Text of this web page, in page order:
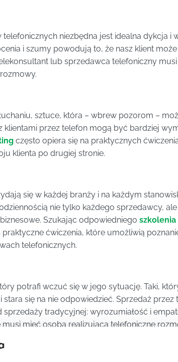
niezbędna jest idealna dykcja i
i szumy powodują to, że nasz klient
lub sprzedawca telefoniczny
sztuce, która – wbrew pozorom –
klientami przez telefon mogą być bardziej
często opiera się na praktycznych
klienta po drugiej stronie.
się w każdej branży i na każdym
nie tylko każdego sprzedawcy,
Szukając odpowiedniego
ćwiczenia, które umożliwią
telefonicznych.
potrafi wczuć się w jego sytuację. Taki,
się na nie odpowiedzieć. Sprzedaż przez
tradycyjnej: wyrozumiałość i
mieć osoba realizująca telefoniczne